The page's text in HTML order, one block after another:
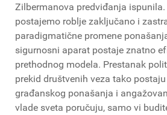
Zilbermanova predviđanja ispunila.
postajemo roblje zaključano i
paradigmatične promene
sigurnosni aparat postaje znatno
prethodnog modela. Prestanak
prekid društvenih veza tako
građanskog ponašanja i
vlade sveta poručuju, samo vi